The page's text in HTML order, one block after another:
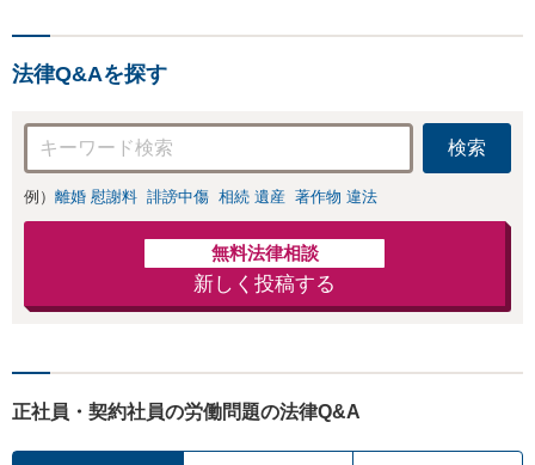
ービスだけでな
す。
法律Q&Aを探す
検索
例） 離婚 慰謝料 誹謗中傷 相続 遺産 著作物 違法
無料法律相談
新しく投稿する
正社員・契約社員の労働問題の法律Q&A